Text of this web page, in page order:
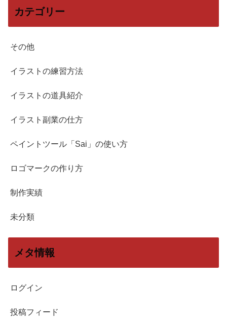
カテゴリー
その他
イラストの練習方法
イラストの道具紹介
イラスト副業の仕方
ペイントツール「Sai」の使い方
ロゴマークの作り方
制作実績
未分類
メタ情報
ログイン
投稿フィード